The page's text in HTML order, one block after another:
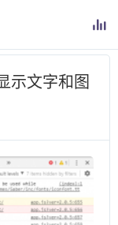
示文字和图